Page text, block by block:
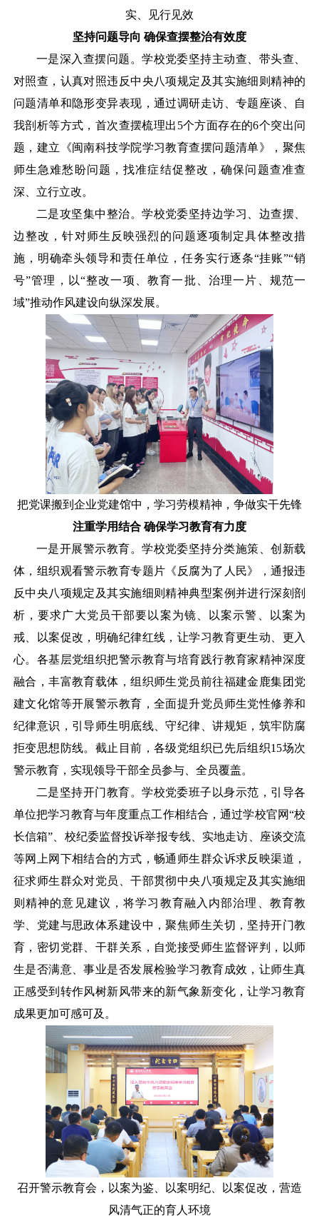
实、见行见效
坚持问题导向 确保查摆整治有效度
一是深入查摆问题。学校党委坚持主动查、带头查、
对照查，认真对照违反中央八项规定及其实施细则精神的
问题清单和隐形变异表现，通过调研走访、专题座谈、自
我剖析等方式，首次查摆梳理出 5个方面存在的6个突出问
题，建立《闽南科技学院学习教育查摆问题清单》，聚焦
师生急难愁盼问题，找准症结促整改，确保问题查准查
深、立行立改。
二是攻坚集中整治。学校党委坚持边学习、边查摆、
边整改，针对师生反映强烈的问题逐项制定具体整改措
施，明确牵头领导和责任单位，任务实行逐条“挂账”“销
号”管理，以“整改一项、教育一批、治理一片、规范一
域”推动作风建设向纵深发展。
把党课搬到企业党建馆中，学习劳模精神，争做实干先锋
注重学用结合 确保学习教育有力度
一是开展警示教育。学校党委坚持分类施策、创新载
体，组织观看警示教育专题片《反腐为了人民》，通报违
反中央八项规定及其实施细则精神典型案例并进行深刻剖
析，要求广大党员干部要以案为镜、以案示警、以案为
戒、以案促改，明确纪律红线，让学习教育更生动、更入
心。各基层党组织把警示教育与培育践行教育家精神深度
融合，丰富教育载体，组织师生党员前往福建金鹿集团党
建文化馆等开展警示教育，全面提升党员师生党性修养和
纪律意识，引导师生明底线、守纪律、讲规矩，筑牢防腐
拒变思想防线。截止目前，各级党组织已先后组织15场次
警示教育，实现领导干部全员参与、全员覆盖。
二是坚持开门教育。学校党委班子以身示范，引导各
单位把学习教育与年度重点工作相结合，通过学校官网“校
长信箱”、校纪委监督投诉举报专线、实地走访、座谈交流
等网上网下相结合的方式，畅通师生群众诉求反映渠道，
征求师生群众对党员、干部贯彻中央八项规定及其实施细
则精神的意见建议，将学习教育融入内部治理、教育教
学、党建与思政体系建设中，聚焦师生关切，坚持开门教
育，密切党群、干群关系，自觉接受师生监督评判，以师
生是否满意、事业是否发展检验学习教育成效，让师生真
正感受到转作风树新风带来的新气象新变化，让学习教育
成果更加可感可及。
召开警示教育会，以案为鉴、以案明纪、以案促改，营造
风清气正的育人环境